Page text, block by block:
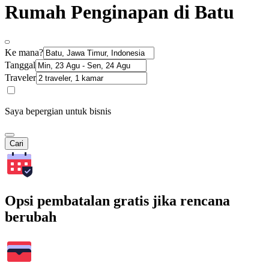
Rumah Penginapan di Batu
Ke mana?
Tanggal
Traveler
Saya bepergian untuk bisnis
Cari
Opsi pembatalan gratis jika rencana
berubah